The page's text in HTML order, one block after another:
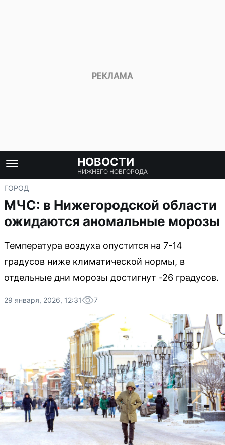
НОВОСТИ
НИЖНЕГО НОВГОРОДА
ГОРОД
МЧС: в Нижегородской области
ожидаются аномальные морозы
Температура воздуха опустится на 7-14
градусов ниже климатической нормы, в
отдельные дни морозы достигнут -26 градусов.
29 января, 2026, 12:31 7